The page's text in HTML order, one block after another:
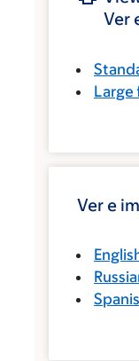
Ver
Large
Ver e